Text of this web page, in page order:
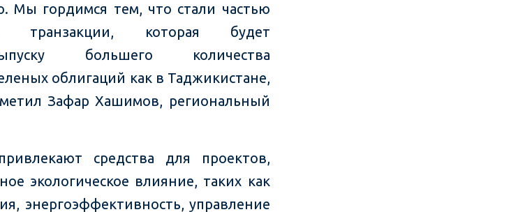
Мы гордимся тем, что стали частью
транзакции, которая будет
большего количества
облигаций как в Таджикистане,
Зафар Хашимов, региональный
средства для проектов,
экологическое влияние, таких как
энергоэффективность, управление